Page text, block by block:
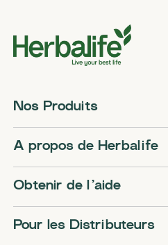
Nos Produits
A propos de Herbalife
Obtenir de l’aide
Pour les Distributeurs